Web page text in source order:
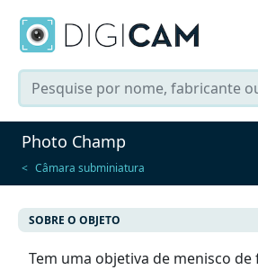
Photo Champ
Câmara subminiatura
SOBRE O OBJETO
Tem uma objetiva de menisco de